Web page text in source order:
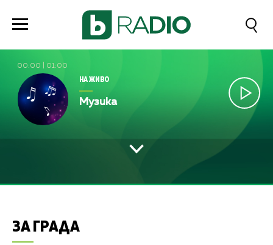
00:00 01:00
НА ЖИВО
Музика
ЗА ГРАДА